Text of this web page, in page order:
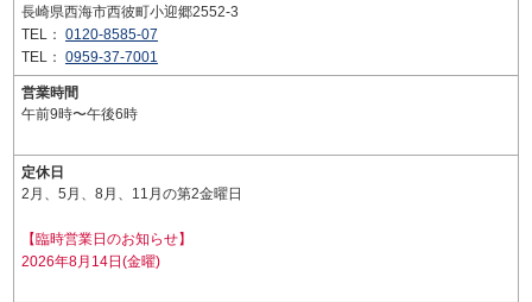
長崎県西海市西彼町小迎郷2552-3
TEL： 0120-8585-07
TEL： 0959-37-7001
営業時間
午前9時〜午後6時
定休日
2月、5月、8月、11月の第2金曜日
【臨時営業日のお知らせ】
2026年8月14日(金曜)